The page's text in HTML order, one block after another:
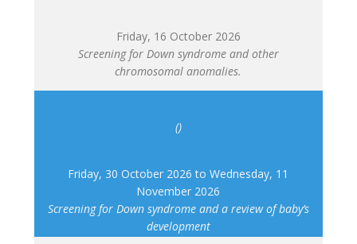
Friday, 16 October 2026
Screening for Down syndrome and other
chromosomal anomalies.
()
Friday, 30 October 2026 toWednesday, 11
November 2026
Screening for Down syndrome and a review of baby’s
development